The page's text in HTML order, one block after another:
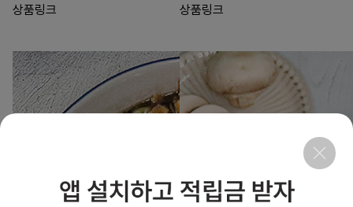
상품링크
상품링크